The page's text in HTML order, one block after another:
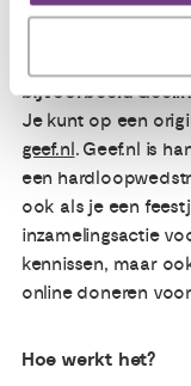
Start je eigen
bijvoorbeeld
Je kunt op een
geef.nl. Geef.nl is
een
ook als je een
inzamelingsactie
kennissen, maar
online doneren
Hoe werkt het?